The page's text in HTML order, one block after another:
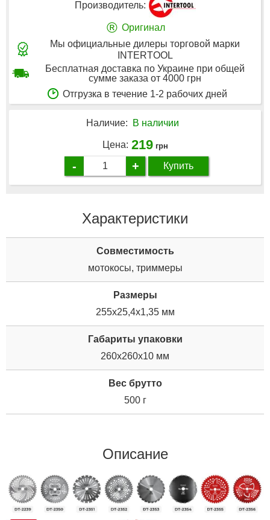
Производитель:
® Оригинал
Мы официальные дилеры торговой марки
INTERTOOL
Бесплатная доставка по Украине при общей
сумме заказа от 4000 грн
Отгрузка в течение 1-2 рабочих дней
Наличие: В наличии
Цена: 219 грн
- + Купить
Характеристики
Совместимость
мотокосы, триммеры
Размеры
255х25,4х1,35 мм
Габариты упаковки
260x260x10 мм
Вес брутто
500 г
Описание